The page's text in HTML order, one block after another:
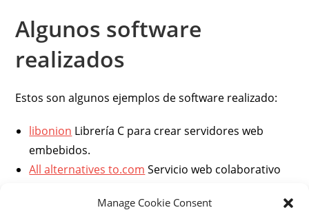
Manage Cookie Consent
Algunos software
realizados
Estos son algunos ejemplos de software realizado:
libonion Librería C para crear servidores web
embebidos.
All alternatives to.com Servicio web colaborativo
Un interfaz web para controlar el bot